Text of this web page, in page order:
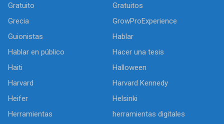
Gratuito
Gratuitos
Grecia
GrowProExperience
Guionistas
Hablar
Hablar en público
Hacer una tesis
Haiti
Halloween
Harvard
Harvard Kennedy
Heifer
Helsinki
Herramientas
herramientas digitales